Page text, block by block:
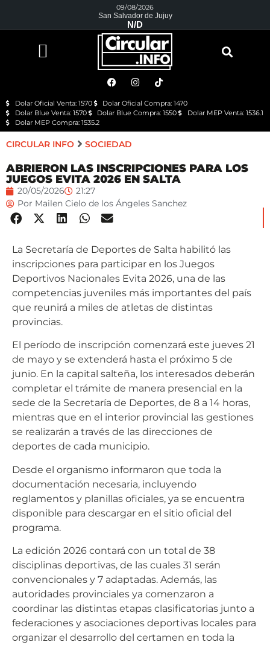
09/08/2026
San Salvador de Jujuy
N/D
Dolar Oficial Venta: 1570
Dolar Oficial Compra: 1470
Dolar Blue Venta: 1570
Dolar Blue Compra: 1550
Dolar MEP Venta: 1536.1
Dolar MEP Compra: 1535.2
CIRCULAR INFO SOCIEDAD
ABRIERON LAS INSCRIPCIONES PARA LOS
JUEGOS EVITA 2026 EN SALTA
20/05/2026
21:27
Por Mailen Cielo de los Ángeles Sanchez
La Secretaría de Deportes de Salta habilitó las
inscripciones para participar en los Juegos
Deportivos Nacionales Evita 2026, una de las
competencias juveniles más importantes del país
que reunirá a miles de atletas de distintas
provincias.
El período de inscripción comenzará este jueves 21
de mayo y se extenderá hasta el próximo 5 de
junio. En la capital salteña, los interesados deberán
completar el trámite de manera presencial en la
sede de la Secretaría de Deportes, de 8 a 14 horas,
mientras que en el interior provincial las gestiones
se realizarán a través de las direcciones de
deportes de cada municipio.
Desde el organismo informaron que toda la
documentación necesaria, incluyendo
reglamentos y planillas oficiales, ya se encuentra
disponible para descargar en el sitio oficial del
programa.
La edición 2026 contará con un total de 38
disciplinas deportivas, de las cuales 31 serán
convencionales y 7 adaptadas. Además, las
autoridades provinciales ya comenzaron a
coordinar las distintas etapas clasificatorias junto a
federaciones y asociaciones deportivas locales para
organizar el desarrollo del certamen en toda la